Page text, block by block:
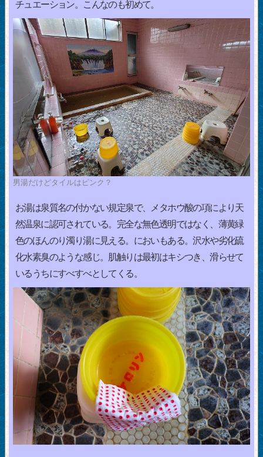
チュエーション。こんなのも初めて。
男湯だけどタイルはピンク？
お湯は泉質名の付かない規定泉で、メタホウ酸の項により天
然温泉に認可されている。完全な無色透明ではなく、薄黄緑
色のほんのり濁り湯に見える。においもある。沢水や劣化硫
化水素臭のような感じ。肌触りは最初はキシつき、滑らせて
いるうちにすべすべとしてくる。